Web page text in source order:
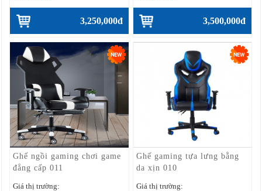
3,250,000đ 3,500,000đ
Ghế ngồi gaming chơi game
đẳng cấp 011
Giá thị trường:
Ghế gaming tựa lưng bằng
da xịn 010
Giá thị trường: